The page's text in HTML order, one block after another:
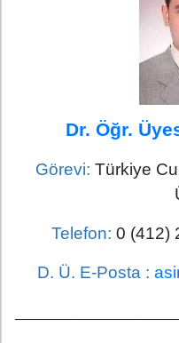
Dr. Öğr.
Görevi: Türkiye
Telefon: 0 (412)
D. Ü. E-Posta :